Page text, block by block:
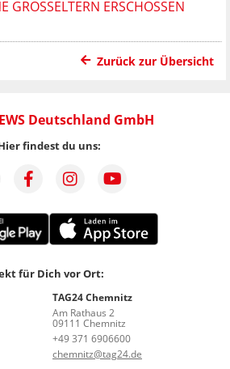
GROSSELTERN ERSCHOSSEN H
Zurück zur Übersicht
Deutschland GmbH
findest du uns:
für Dich vor Ort:
TAG24 Chemnitz
Am Rathaus 2
09111 Chemnitz
+49 371 6906600
chemnitz@tag24.de